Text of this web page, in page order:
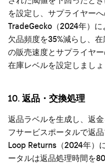
を設定し、サプライヤー
TradeGecko（2024年）
欠品頻度を35%減らし、
の販売速度とサプライヤ
在庫レベルを設定しましょ
10. 返品・交換処理
返品ラベルを生成し、返
フサービスポータルで返
Loop Returns（2024年）
ータルは返品処理時間を